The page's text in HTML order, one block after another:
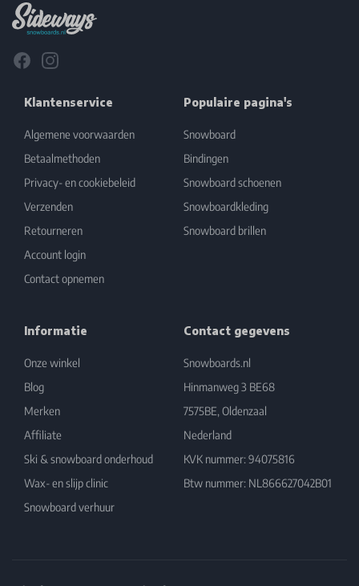
FacebookInstagram
Klantenservice
Algemene voorwaarden
Betaalmethoden
Privacy- en cookiebeleid
Verzenden
Retourneren
Account login
Contact opnemen
Populaire pagina's
Snowboard
Bindingen
Snowboard schoenen
Snowboardkleding
Snowboard brillen
Informatie
Onze winkel
Blog
Merken
Affiliate
Ski & snowboard onderhoud
Wax- en slijp clinic
Snowboard verhuur
Contact gegevens
Snowboards.nl
Hinmanweg 3 BE68
7575BE, Oldenzaal
Nederland
KVK nummer: 94075816
Btw nummer: NL866627042B01